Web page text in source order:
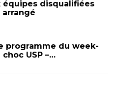
équipes disqualifiées
programme du week-
USP –…